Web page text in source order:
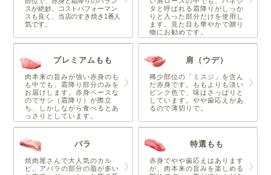
スが絶妙。コストパフォーマン
スも良く、当店のすき焼き1番人
気です。
タと呼ばれる霜降りがしっか
りと入った部分だけを使用し
ます。見た目も華やかで贈り
物にお勧めです。
プレミアムもも
肉本来の旨みが強い赤身のも
も中でも、霜降り部分のみを
お届けします。赤身ベースな
のでサシ（霜降り）が際立
ち、しかしながら食べるとあ
っさりとしています。
肩（ウデ）
稀少部位の「ミスジ」を含ん
だ赤身です。ももよりも淡い
ピンク色で、味はさっぱりと
しています。やや歯応えがあ
るので薄切りで。
バラ
焼肉屋さんで大人気のカル
ビ。アバラの部分の脂が多い
特選もも
赤身でやや歯応えはあります
が、肉本来の旨みを楽しめる